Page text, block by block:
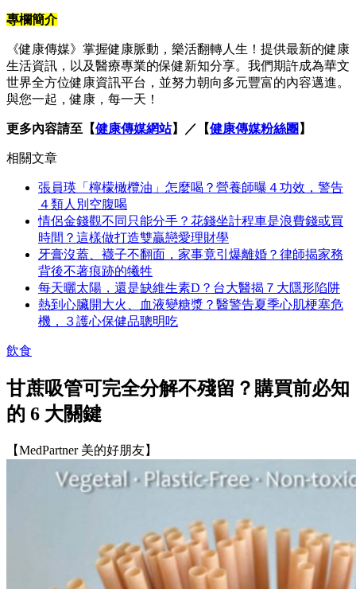
專欄簡介
《健康傳媒》掌握健康脈動，樂活翻轉人生！提供最新的健康
生活資訊，以及醫療專業的保健新知分享。我們期許成為華文
世界全方位健康資訊平台，並努力朝向多元豐富的內容邁進。
與您一起，健康，每一天！
更多內容請至【健康傳媒網站】／【健康傳媒粉絲團 】
相關文章
張員瑛「檸檬橄欖油」怎麼喝？營養師曝４功效，警告
４類人別空腹喝
情侶金錢觀不同只能分手？花錢坐計程車是浪費錢或買
時間？這樣做打造雙贏戀愛理財學
牙膏沒蓋、襪子不翻面，家事竟引爆離婚？律師揭家務
背後不著痕跡的犧牲
每天曬太陽，還是缺維生素D？台大醫揭７大隱形陷阱
熱到心臟開大火、血液變糖漿？醫警告夏季心肌梗塞危
機，３護心保健品聰明吃
飲食
甘蔗吸管可完全分解不殘留？購買前必知
的 6 大關鍵
【MedPartner 美的好朋友】